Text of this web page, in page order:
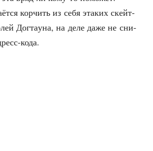
кор­чить из себя эта­ких скейт-
Дог­та­у­на, на деле даже не сни­
кода.